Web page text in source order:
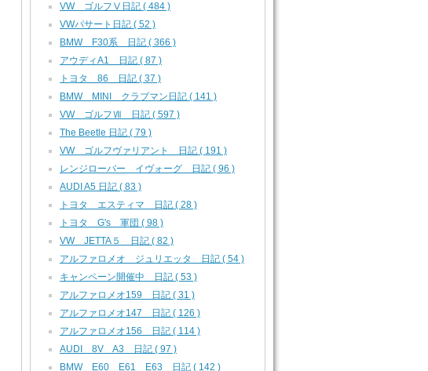
VW ゴルフⅤ日記 ( 484 )
VWパサート日記 ( 52 )
BMW F30系 日記 ( 366 )
アウディA1 日記 ( 87 )
トヨタ 86 日記 ( 37 )
BMW MINI クラブマン日記 ( 141 )
VW ゴルフⅦ 日記 ( 597 )
The Beetle 日記 ( 79 )
VW ゴルフヴァリアント 日記 ( 191 )
レンジローバー イヴォーグ 日記 ( 96 )
AUDI A5 日記 ( 83 )
トヨタ エスティマ 日記 ( 28 )
トヨタ G's 軍団 ( 98 )
VW JETTA５ 日記 ( 82 )
アルファロメオ ジュリエッタ 日記 ( 54 )
キャンペーン開催中 日記 ( 53 )
アルファロメオ159 日記 ( 31 )
アルファロメオ147 日記 ( 126 )
アルファロメオ156 日記 ( 114 )
AUDI 8V A3 日記 ( 97 )
BMW E60 E61 E63 日記 ( 142 )